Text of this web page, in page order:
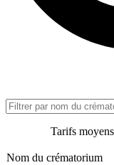
Tarifs
Nom du crématorium